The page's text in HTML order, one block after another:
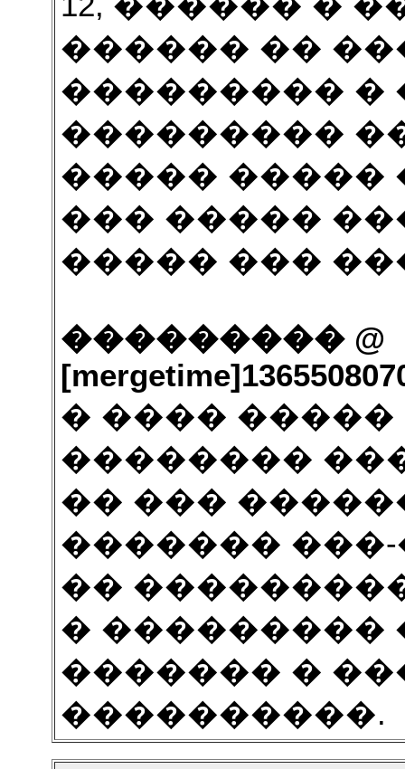
������ ��
��������� �
���������
����� �����
��� �����
����� ���
��������� @
� ����
��������
�� ���
�������
��
� ���������
������� �
����������.